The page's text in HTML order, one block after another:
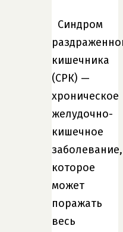
Синдром
кишечника
(СРК) —
хроническое
желудочно-
кишечное
заболевание,
которое
может
поражать
весь